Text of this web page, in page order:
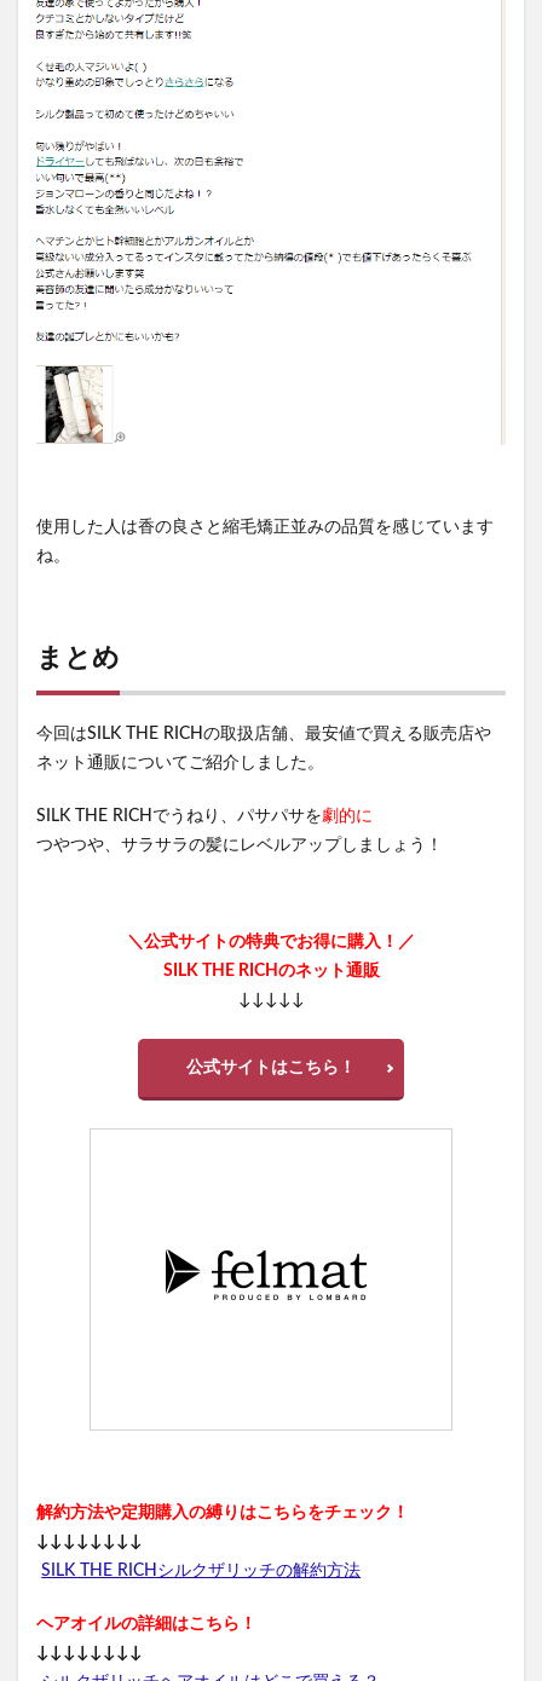
使用した人は香の良さと縮毛矯正並みの品質を感じています
ね。
まとめ
今回はSILK THE RICHの取扱店舗、最安値で買える販売店や
ネット通販についてご紹介しました。
SILK THE RICHでうねり、パサパサを劇的に
つやつや、サラサラの髪にレベルアップしましょう！
＼公式サイトの特典でお得に購入！／
SILK THE RICHのネット通販
↓↓↓↓↓
公式サイトはこちら！
解約方法や定期購入の縛りはこちらをチェック！
↓↓↓↓↓↓↓↓
SILK THE RICHシルクザリッチの解約方法
ヘアオイルの詳細はこちら！
↓↓↓↓↓↓↓↓